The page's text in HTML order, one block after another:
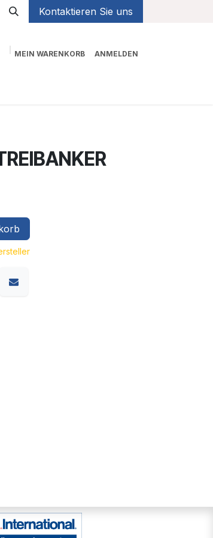
Kontaktieren Sie uns
MEIN WARENKORB ANMELDEN